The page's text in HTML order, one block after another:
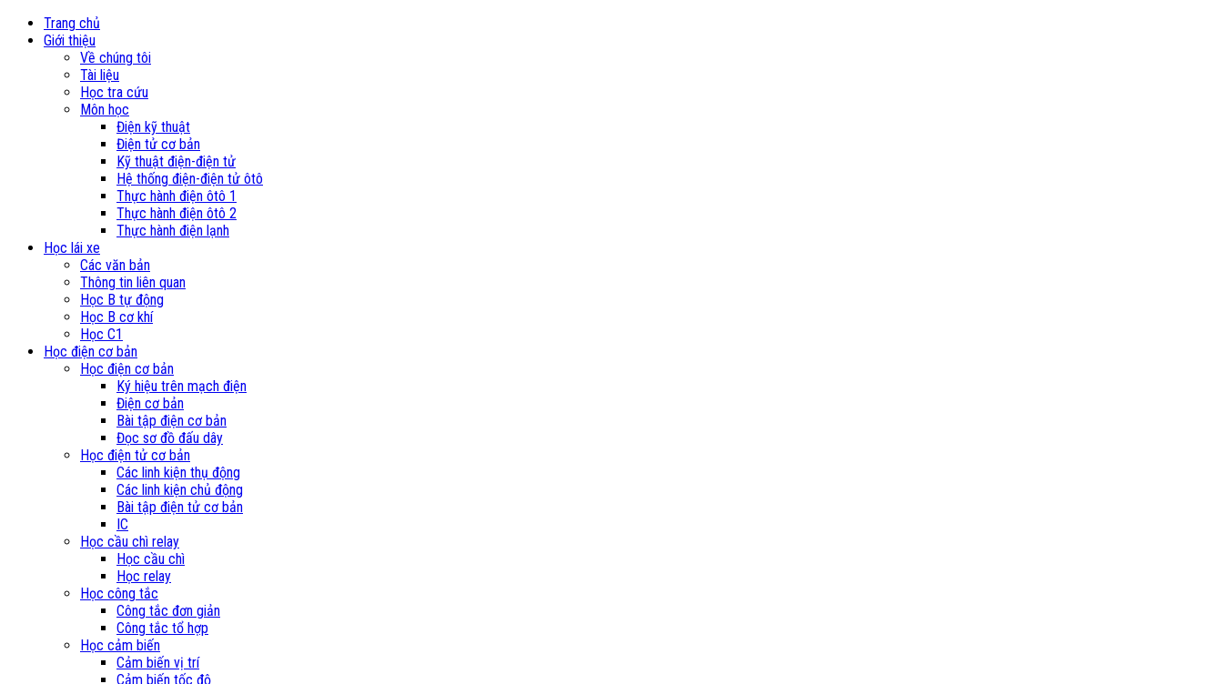
Trang chủ
Giới thiệu
Về chúng tôi
Tài liệu
Học tra cứu
Môn học
Điện kỹ thuật
Điện tử cơ bản
Kỹ thuật điện-điện tử
Hệ thống điện-điện tử ôtô
Thực hành điện ôtô 1
Thực hành điện ôtô 2
Thực hành điện lạnh
Học lái xe
Các văn bản
Thông tin liên quan
Học B tự động
Học B cơ khí
Học C1
Học điện cơ bản
Học điện cơ bản
Ký hiệu trên mạch điện
Điện cơ bản
Bài tập điện cơ bản
Đọc sơ đồ đấu dây
Học điện tử cơ bản
Các linh kiện thụ động
Các linh kiện chủ động
Bài tập điện tử cơ bản
IC
Học cầu chì relay
Học cầu chì
Học relay
Học công tắc
Công tắc đơn giản
Công tắc tổ hợp
Học cảm biến
Cảm biến vị trí
Cảm biến tốc độ